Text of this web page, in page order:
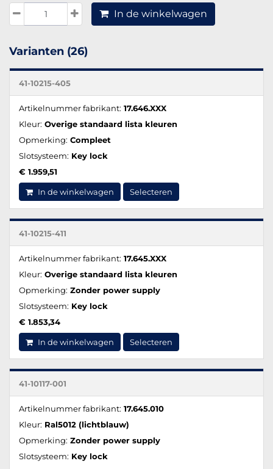
In de winkelwagen
Varianten (26)
41-10215-405
Artikelnummer fabrikant: 17.646.XXX
Kleur: Overige standaard lista kleuren
Opmerking: Compleet
Slotsysteem: Key lock
€ 1.959,51
In de winkelwagen Selecteren
41-10215-411
Artikelnummer fabrikant: 17.645.XXX
Kleur: Overige standaard lista kleuren
Opmerking: Zonder power supply
Slotsysteem: Key lock
€ 1.853,34
In de winkelwagen Selecteren
41-10117-001
Artikelnummer fabrikant: 17.645.010
Kleur: Ral5012 (lichtblauw)
Opmerking: Zonder power supply
Slotsysteem: Key lock